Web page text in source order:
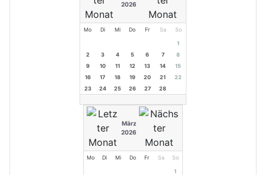
2026
Mo Di Mi Do Fr Sa So
1
2
3 4 5 6 7
8
9
10 11 12 13 14
15
16
17 18 19 20 21
22
23
24 25 26 27 28
März
2026
Mo Di Mi Do Fr Sa So
1